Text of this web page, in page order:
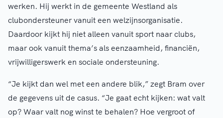
werken. Hij werkt in de gemeente Westland als
clubondersteuner vanuit een welzijnsorganisatie.
Daardoor kijkt hij niet alleen vanuit sport naar clubs,
maar ook vanuit thema’s als eenzaamheid, financiën,
vrijwilligerswerk en sociale ondersteuning.
“Je kijkt dan wel met een andere blik,” zegt Bram over
de gegevens uit de casus. “Je gaat echt kijken: wat valt
op? Waar valt nog winst te behalen? Hoe vergroot of